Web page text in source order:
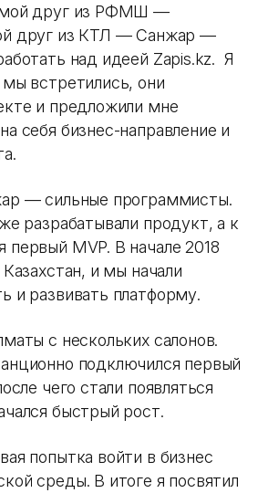
мой друг из РФМШ —
друг из КТЛ — Санжар —
над идеей Zapis.kz. Я
встретились, они
и предложили мне
себя бизнес-направление и
— сильные программисты.
разрабатывали продукт, а к
первый MVP. В начале 2018
и мы начали
и развивать платформу.
с нескольких салонов.
подключился первый
чего стали появляться
быстрый рост.
попытка войти в бизнес
среды. В итоге я посвятил